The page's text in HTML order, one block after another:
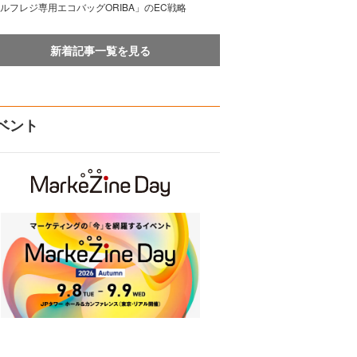
フレジ専用エコバッグORIBA」のEC戦略
新着記事一覧を見る
ント